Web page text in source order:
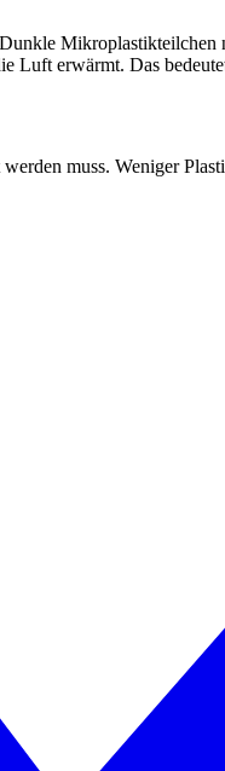
Luft erwärmt. Das
muss. Weniger